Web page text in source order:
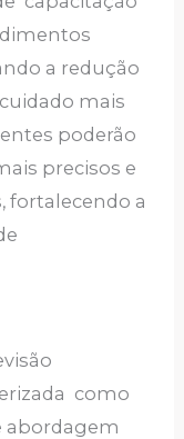
a redução
mais
poderão
precisos e
fortalecendo a
como
abordagem